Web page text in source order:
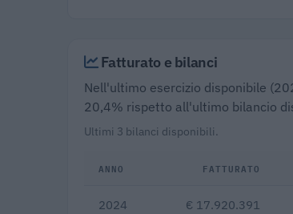
Fatturato e bilanci
Nell'ultimo esercizio disponibile
20,4% rispetto all'ultimo bilancio
Ultimi 3 bilanci disponibili.
ANNO FATTURATO
2024 € 17.920.391